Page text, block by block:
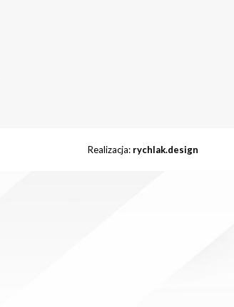
Realizacja: rychlak.design